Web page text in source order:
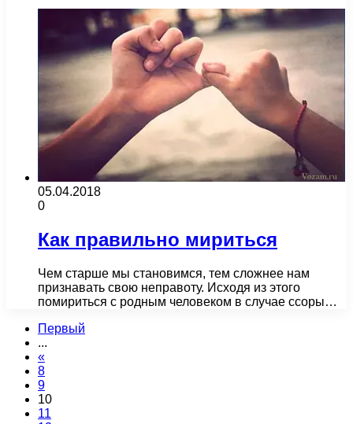
05.04.2018
0
Как правильно мириться
Чем старше мы становимся, тем сложнее нам
признавать свою неправоту. Исходя из этого
помириться с родным человеком в случае ссоры…
Первый
...
«
8
9
10
11